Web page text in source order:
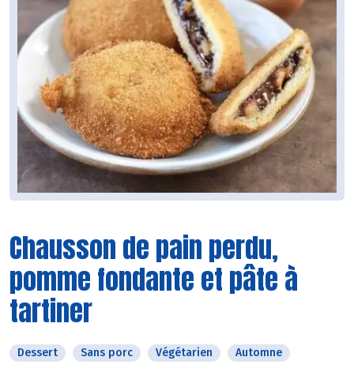
Chausson de pain perdu,
pomme fondante et pâte à
tartiner
Dessert Sans porc Végétarien Automne